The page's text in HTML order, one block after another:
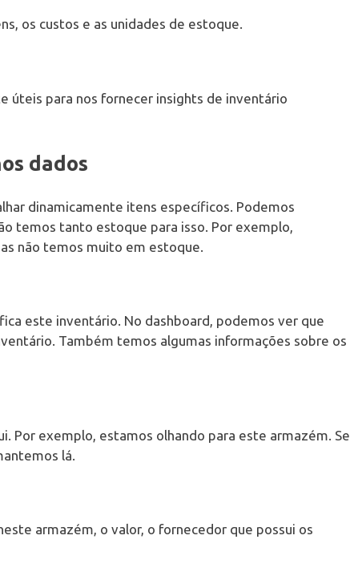
os custos e as unidades de estoque.
úteis para nos fornecer insights de inventário
dados
dinamicamente itens específicos. Podemos
temos tanto estoque para isso. Por exemplo,
não temos muito em estoque.
este inventário. No dashboard, podemos ver que
Também temos algumas informações sobre os
Por exemplo, estamos olhando para este armazém. Se
lá.
armazém, o valor, o fornecedor que possui os